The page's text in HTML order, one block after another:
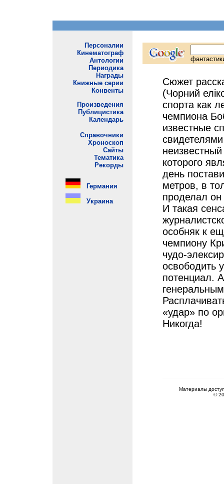
Сюжет
(Чорний
спорта как
чемпиона
известные
которого
день
метров, в
проделал он
И такая
особняк к
чемпиону
чудо-
освободить
потенциал.
«удар» по
Никогда!